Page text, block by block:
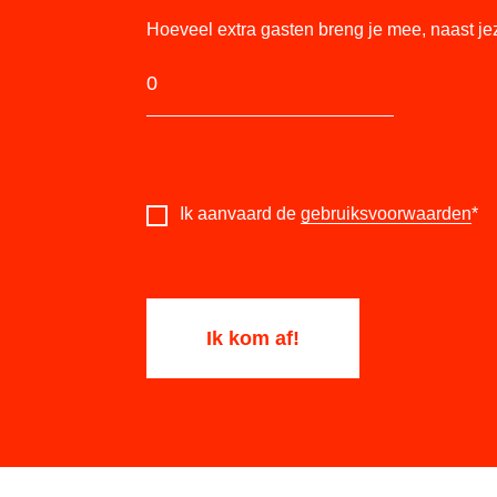
Hoeveel extra gasten breng je mee, naast
Ik aanvaard de gebruiksvoorwaarden*